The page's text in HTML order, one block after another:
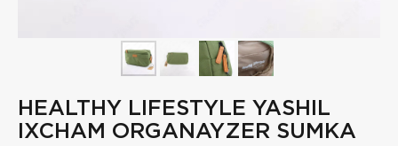
HEALTHY LIFESTYLE YASHIL
IXCHAM ORGANAYZER SUMKA